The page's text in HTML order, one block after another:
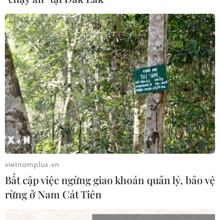
phiếu Amazon trị giá hơn 4 tỷ USD
04/08/2026 23:29
Điện thoại gập Galaxy Z8 của
Samsung lập kỷ lục về lượng đặt
trước ở Hàn Quốc ​
04/08/2026 23:22
Xem thêm
CƠ QUAN CHỦ QUẢN: THÔNG TẤN XÃ VIỆT NAM
vietnamplus.vn
Bất cập việc ngừng giao khoán quản lý, bảo vệ
rừng ở Nam Cát Tiên